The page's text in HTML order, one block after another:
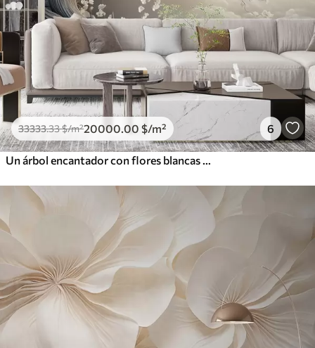
33333.33$/m²20000 .00 $/m² 6